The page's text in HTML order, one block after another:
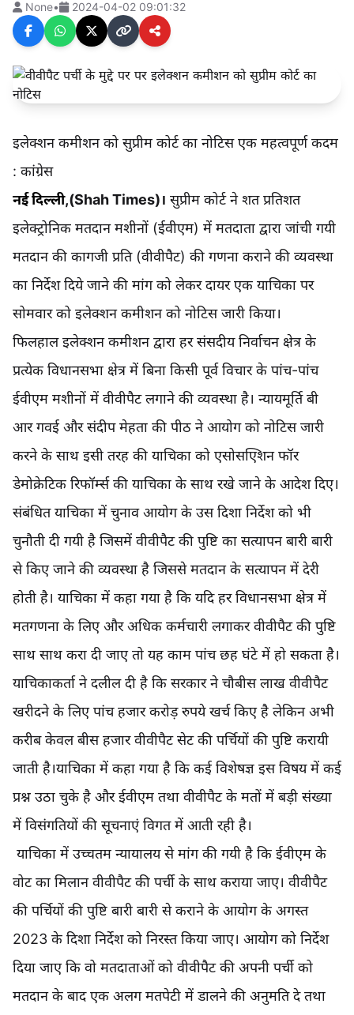
None• 2024-04-02 09:01:32
इलेक्शन कमीशन को सुप्रीम कोर्ट का नोटिस एक महत्वपूर्ण कदम
: कांग्रेस
नई दिल्ली,(Shah Times)। सुप्रीम कोर्ट ने शत प्रतिशत
इलेक्ट्रोनिक मतदान मशीनों (ईवीएम) में मतदाता द्वारा जांची गयी
मतदान की कागजी प्रति (वीवीपैट) की गणना कराने की व्यवस्था
का निर्देश दिये जाने की मांग को लेकर दायर एक याचिका पर
सोमवार को इलेक्शन कमीशन को नोटिस जारी किया।
फिलहाल इलेक्शन कमीशन द्वारा हर संसदीय निर्वाचन क्षेत्र के
प्रत्येक विधानसभा क्षेत्र में बिना किसी पूर्व विचार के पांच-पांच
ईवीएम मशीनों में वीवीपैट लगाने की व्यवस्था है। न्यायमूर्ति बी
आर गवई और संदीप मेहता की पीठ ने आयोग को नोटिस जारी
करने के साथ इसी तरह की याचिका को एसोसएिशन फॉर
डेमोक्रेटिक रिफॉर्म्स की याचिका के साथ रखे जाने के आदेश दिए।
संबंधित याचिका में चुनाव आयोग के उस दिशा निर्देश को भी
चुनौती दी गयी है जिसमें वीवीपैट की पुष्टि का सत्यापन बारी बारी
से किए जाने की व्यवस्था है जिससे मतदान के सत्यापन में देरी
होती है। याचिका में कहा गया है कि यदि हर विधानसभा क्षेत्र में
मतगणना के लिए और अधिक कर्मचारी लगाकर वीवीपैट की पुष्टि
साथ साथ करा दी जाए तो यह काम पांच छह घंटे में हो सकता है।
याचिकाकर्ता ने दलील दी है कि सरकार ने चौबीस लाख वीवीपैट
खरीदने के लिए पांच हजार करोड़ रुपये खर्च किए है लेकिन अभी
करीब केवल बीस हजार वीवीपैट सेट की पर्चियों की पुष्टि करायी
जाती है।याचिका में कहा गया है कि कई विशेषज्ञ इस विषय में कई
प्रश्न उठा चुके है और ईवीएम तथा वीवीपैट के मतों में बड़ी संख्या
में विसंगतियों की सूचनाएं विगत में आती रही है।
याचिका में उच्चतम न्यायालय से मांग की गयी है कि ईवीएम के
वोट का मिलान वीवीपैट की पर्ची के साथ कराया जाए। वीवीपैट
की पर्चियों की पुष्टि बारी बारी से कराने के आयोग के अगस्त
2023 के दिशा निर्देश को निरस्त किया जाए। आयोग को निर्देश
दिया जाए कि वो मतदाताओं को वीवीपैट की अपनी पर्ची को
मतदान के बाद एक अलग मतपेटी में डालने की अनुमति दे तथा